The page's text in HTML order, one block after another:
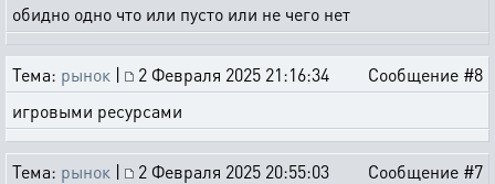
обидно одно что или пусто или не чего нет
Тема: рынок | 2 Февраля 2025 21:16:34
Сообщение #8
игровыми ресурсами
Тема: рынок | 2 Февраля 2025 20:55:03
Сообщение #7